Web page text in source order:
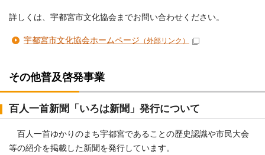
詳しくは、宇都宮市文化協会までお問い合わせください。
宇都宮市文化協会ホームページ （外部リンク）
その他普及啓発事業
百人一首新聞「いろは新聞」発行について
百人一首ゆかりのまち宇都宮であることの歴史認識や市民大会
等の紹介を掲載した新聞を発行しています。